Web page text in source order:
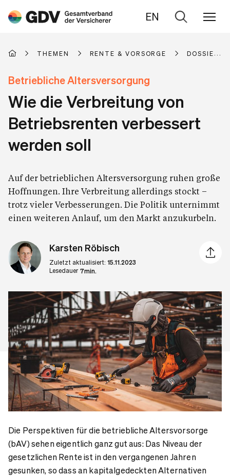
EN
Zur
THEMEN RENTE & VORSORGE DOSSIER:
Betriebliche Altersversorgung
Wie die Verbreitung von
Betriebsrenten verbessert
werden soll
Auf der betrieblichen Altersversorgung ruhen große
Hoffnungen. Ihre Verbreitung allerdings stockt –
trotz vieler Verbesserungen. Die Politik unternimmt
einen weiteren Anlauf, um den Markt anzukurbeln.
Karsten Röbisch
Zuletzt aktualisiert: 15.11.2023
Lesedauer 7min.
Artikel
Die Perspektiven für die betriebliche Altersvorsorge
(bAV) sehen eigentlich ganz gut aus: Das Niveau der
gesetzlichen Rente ist in den vergangenen Jahren
gesunken, so dass an kapitalgedeckten Alternativen